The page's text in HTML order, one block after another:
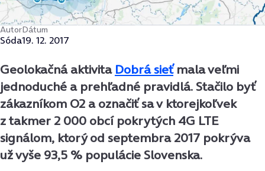
Autor
Sóda
Dátum
19. 12. 2017
Geolokačná aktivita Dobrá sieťmala veľmi
jednoduché a prehľadné pravidlá. Stačilo byť
zákazníkom O2 a označiť sa v ktorejkoľvek
z takmer 2 000 obcí pokrytých 4G LTE
signálom, ktorý od septembra 2017 pokrýva
už vyše 93,5 % populácie Slovenska.